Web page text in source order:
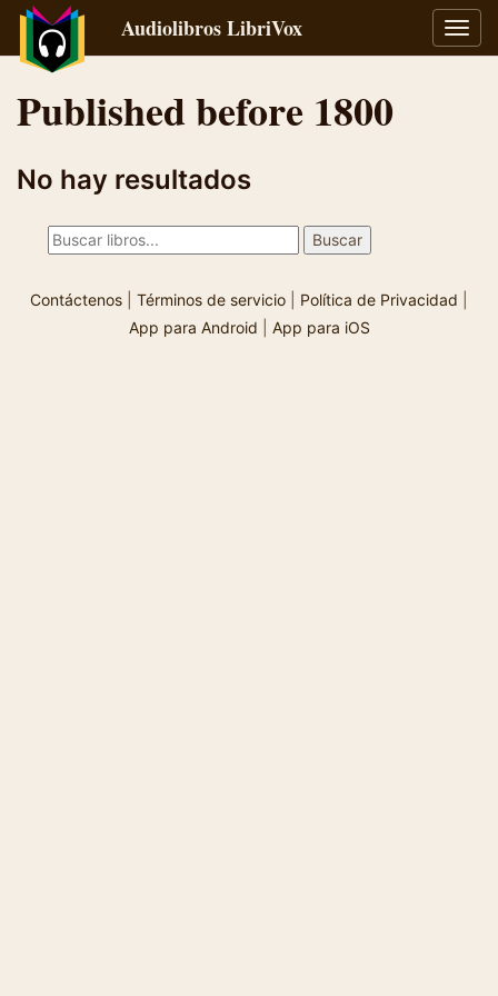
Audiolibros LibriVox
Published before 1800
No hay resultados
Contáctenos Términos de servicio Política de Privacidad
App para Android
App para iOS